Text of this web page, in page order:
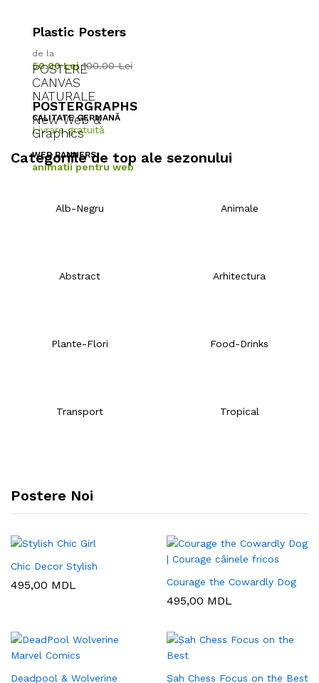
Plastic Posters
de la
50.00 Lei 100.00 Lei
POSTERE
CANVAS
NATURALE
CALITATE GERMANĂ
Livrare gratuită
POSTERGRAPHS
New Web &
Graphics
WEB BANNERS
animatii pentru web
Categoriile de top ale sezonului
Alb-Negru Animale
Abstract Arhitectura
Plante-Flori Food-Drinks
Transport Tropical
Postere Noi
Chic Decor Stylish
495,00 MDL Courage the Cowardly Dog
495,00 MDL
Deadpool & Wolverine Șah Chess Focus on the Best